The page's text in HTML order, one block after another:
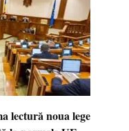
lectură noua lege